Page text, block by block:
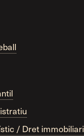
/ Dret immobiliari